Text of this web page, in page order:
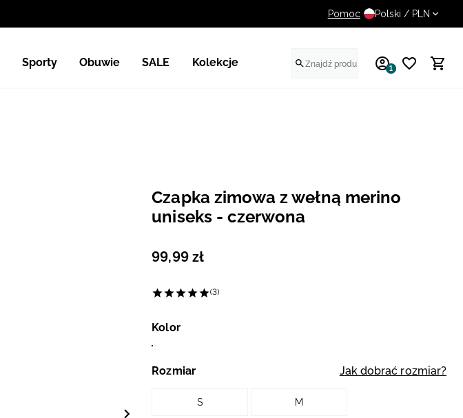
14 dni na darmowy zwrot
Pomoc Polski / PLN
Sporty Obuwie SALE Kolekcje 1
Czapka zimowa z wełną merino
uniseks - czerwona
99,99 zł
(3)
Kolor
Rozmiar Jak dobrać rozmiar?
S M